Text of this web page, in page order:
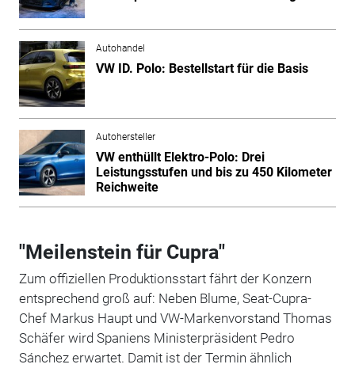
Autohandel
VW ID. Polo: Bestellstart für die Basis
Autohersteller
VW enthüllt Elektro-Polo: Drei
Leistungsstufen und bis zu 450 Kilometer
Reichweite
"Meilenstein für Cupra"
Zum offiziellen Produktionsstart fährt der Konzern
entsprechend groß auf: Neben Blume, Seat-Cupra-
Chef Markus Haupt und VW-Markenvorstand Thomas
Schäfer wird Spaniens Ministerpräsident Pedro
Sánchez erwartet. Damit ist der Termin ähnlich